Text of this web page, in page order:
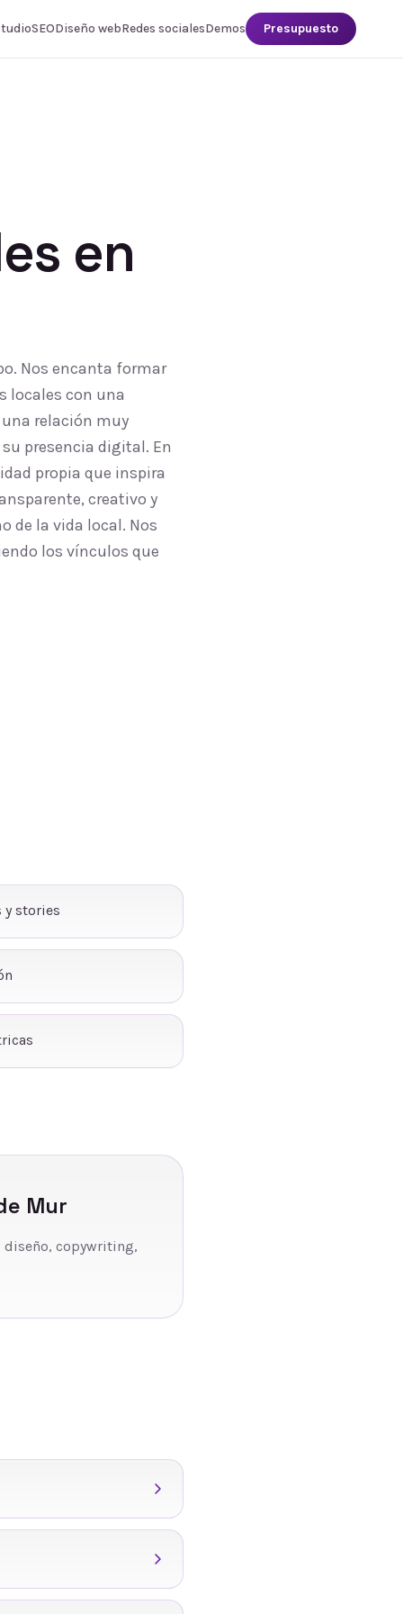
SEODiseño webRedes socialesDemos Presupuesto
en
Nos encanta formar
locales con una
relación muy
presencia digital. En
propia que inspira
creativo y
de la vida local. Nos
los vínculos que
y stories
Mur
diseño, copywriting,